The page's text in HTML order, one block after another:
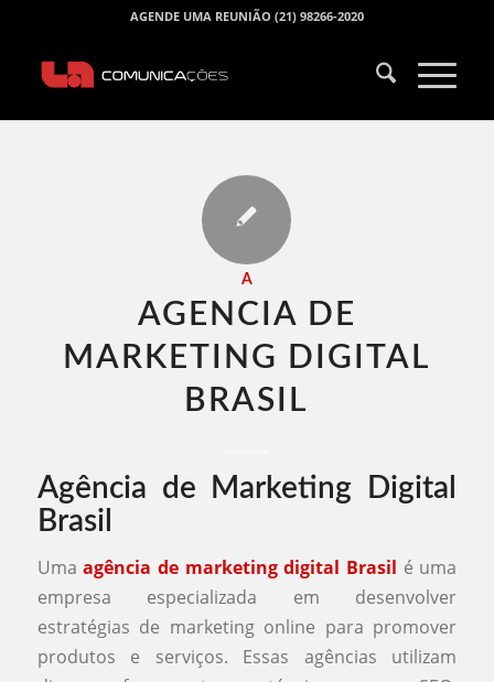
AGENDE UMA REUNIÃO (21) 98266-2020
A
AGENCIA DE
MARKETING DIGITAL
BRASIL​
Agência de Marketing Digital
Brasil
Umaagência de marketing digital Brasil é uma
empresa especializada em desenvolver
estratégias de marketing online para promover
produtos e serviços. Essas agências utilizam